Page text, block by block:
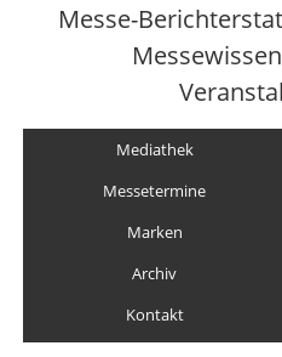
Messe-
Mediathek
Messetermine
Marken
Archiv
Kontakt